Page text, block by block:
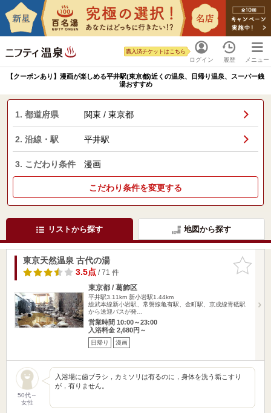
ログイン
購入済チケットはこちら
履歴 メニュー
【クーポンあり】漫画が楽しめる平井駅(東京都)近くの温泉、日帰り温泉、スーパー銭
湯おすすめ
1. 都道府県 関東 / 東京都
2. 沿線・駅 平井駅
3. こだわり条件 漫画
こだわり条件を変更する
リストから探す 地図から探す
お気に入
りに追加
東京天然温泉 古代の湯
3.5点/ 71 件
東京都 / 葛飾区
平井駅3.11km 新小岩駅1.44km
総武本線新小岩駅、常磐線亀有駅、金町駅、京成線青砥駅
から送迎バスが発…
営業時間 10:00～23:00
入浴料金 2,680円～
日帰り 漫画
50代～
女性
入浴場に歯ブラシ，カミソリは有るのに，身体を洗う垢こすり
が，有りません。